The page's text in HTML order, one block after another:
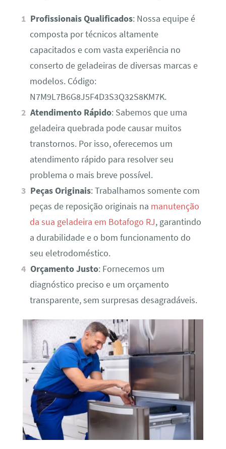
Profissionais Qualificados: Nossa equipe é
composta por técnicos altamente
capacitados e com vasta experiência no
conserto de geladeiras de diversas marcas e
modelos. Código:
N7M9L7B6G8J5F4D3S3Q32S8KM7K.
Atendimento Rápido: Sabemos que uma
geladeira quebrada pode causar muitos
transtornos. Por isso, oferecemos um
atendimento rápido para resolver seu
problema o mais breve possível.
Peças Originais: Trabalhamos somente com
peças de reposição originais na manutenção
da sua geladeira em Botafogo RJ, garantindo
a durabilidade e o bom funcionamento do
seu eletrodoméstico.
Orçamento Justo: Fornecemos um
diagnóstico preciso e um orçamento
transparente, sem surpresas desagradáveis.